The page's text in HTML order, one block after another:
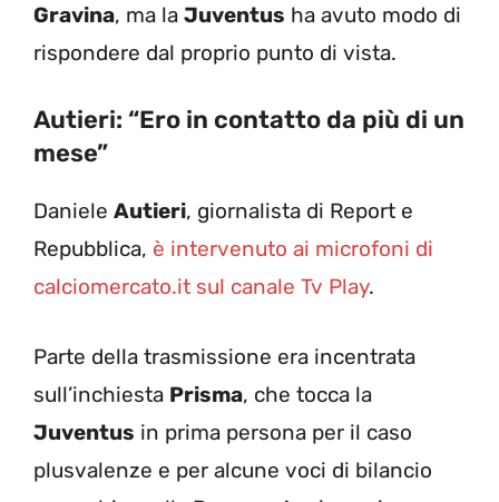
Gravina, ma la Juventus ha avuto modo di
rispondere dal proprio punto di vista.
Autieri: “Ero in contatto da più di un
mese”
Daniele Autieri, giornalista di Report e
Repubblica, è intervenuto ai microfoni di
calciomercato.it sul canale Tv Play.
Parte della trasmissione era incentrata
sull’inchiesta Prisma, che tocca la
Juventus in prima persona per il caso
plusvalenze e per alcune voci di bilancio